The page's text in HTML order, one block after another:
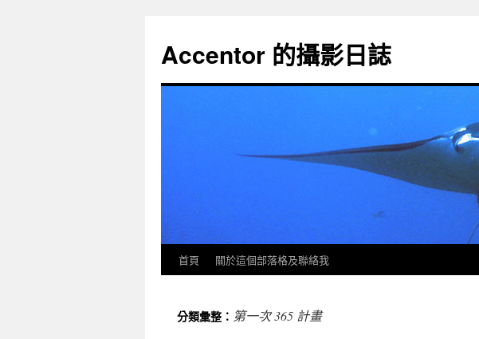
Accentor 的攝影日誌
首頁 關於這個部落格及聯絡我
分類彙整： 第一次 365 計畫